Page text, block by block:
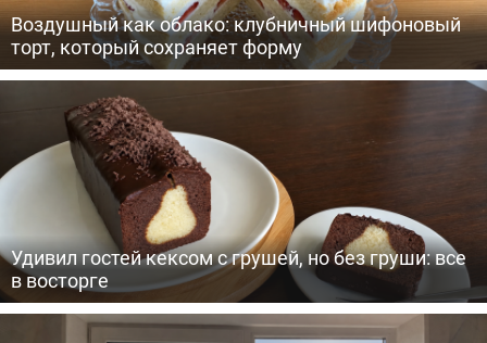
Воздушный как облако: клубничный шифоновый
торт, который сохраняет форму
Удивил гостей кексом с грушей, но без груши: все
в восторге